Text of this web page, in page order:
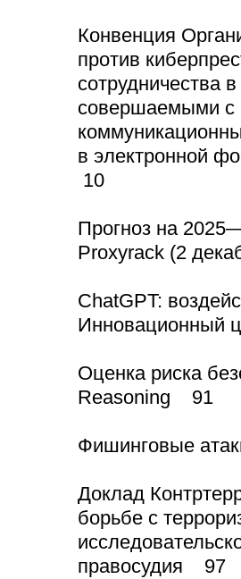
Конвенция
против
сотрудничества
совершаемыми с
в электронной
10
Прогноз на
Proxyrack (2
ChatGPT:
Инновационный
Оценка риска
Reasoning 91
Фишинговые
Доклад
борьбе с
правосудия 97